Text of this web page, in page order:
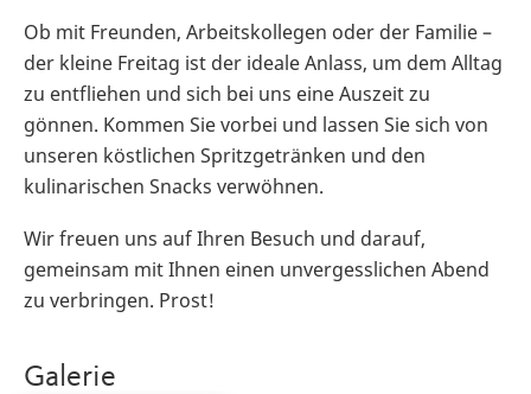
Ob mit Freunden, Arbeitskollegen oder der Familie –
der kleine Freitag ist der ideale Anlass, um dem Alltag
zu entfliehen und sich bei uns eine Auszeit zu
gönnen. Kommen Sie vorbei und lassen Sie sich von
unseren köstlichen Spritzgetränken und den
kulinarischen Snacks verwöhnen.
Wir freuen uns auf Ihren Besuch und darauf,
gemeinsam mit Ihnen einen unvergesslichen Abend
zu verbringen. Prost!
Galerie